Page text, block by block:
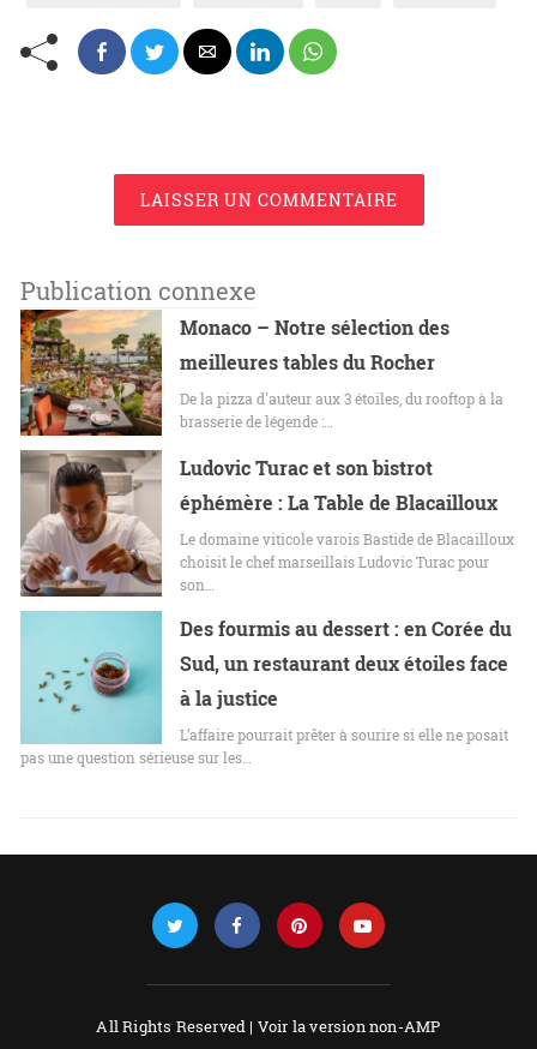
LAISSER UN COMMENTAIRE
Publication connexe
Monaco – Notre sélection des
meilleures tables du Rocher
De la pizza d'auteur aux 3 étoiles, du rooftop à la
brasserie de légende :…
Ludovic Turac et son bistrot
éphémère : La Table de Blacailloux
Le domaine viticole varois Bastide de Blacailloux
choisit le chef marseillais Ludovic Turac pour
son…
Des fourmis au dessert : en Corée du
Sud, un restaurant deux étoiles face
à la justice
L’affaire pourrait prêter à sourire si elle ne posait
pas une question sérieuse sur les…
All Rights Reserved | Voir la version non-AMP